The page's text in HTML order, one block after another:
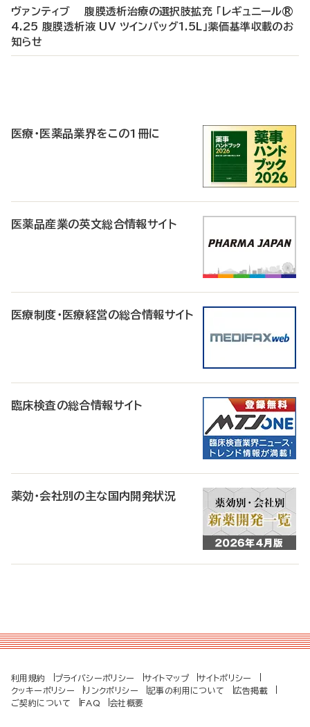
ヴァンティブ 腹膜透析治療の選択肢拡充 「レギュニール®
4.25 腹膜透析液 UV ツインバッグ1.5L」薬価基準収載のお
知らせ
医療・医薬品業界をこの1冊に
医薬品産業の英文総合情報サイト
医療制度・医療経営の総合情報サイト
臨床検査の総合情報サイト
薬効・会社別の主な国内開発状況
利用規約 プライバシーポリシー サイトマップ
サイトポリシー
クッキーポリシー
リンクポリシー 記事の利用について
広告掲載
ご契約について
FAQ 会社概要